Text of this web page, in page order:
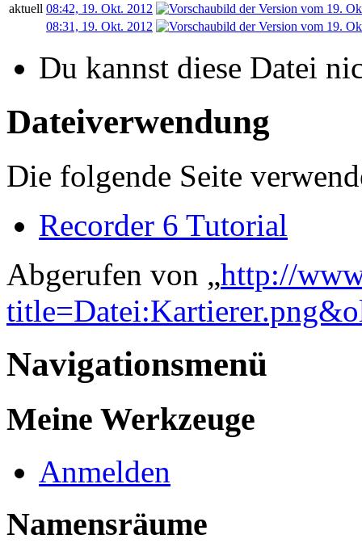
aktuell 08:42, 19. Okt. 2012
08:31, 19. Okt. 2012
Du kannst diese Datei
Dateiverwendung
Die folgende Seite
Recorder 6 Tutorial
Abgerufen von „http://
Navigationsmenü
Meine Werkzeuge
Anmelden
Namensräume